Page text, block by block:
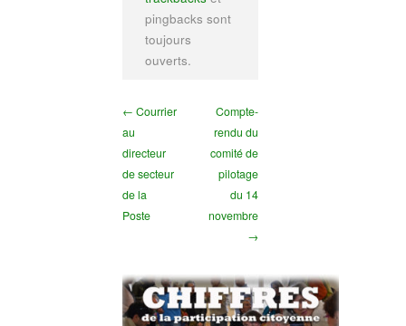
pingbacks sont
toujours
ouverts.
← Courrier
au
directeur
de secteur
de la
Poste
Compte-
rendu du
comité de
pilotage
du 14
novembre
→